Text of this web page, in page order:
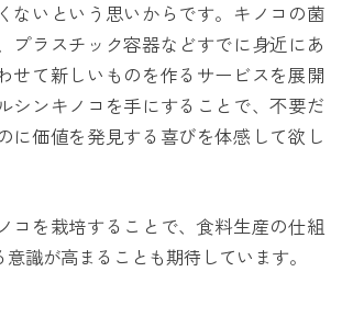
ないという思いからです。キノコの菌
プラスチック容器などすでに身近にあ
せて新しいものを作るサービスを展開
シンキノコを手にすることで、不要だ
に価値を発見する喜びを体感して欲し
コを栽培することで、食料生産の仕組
識が高まることも期待しています。